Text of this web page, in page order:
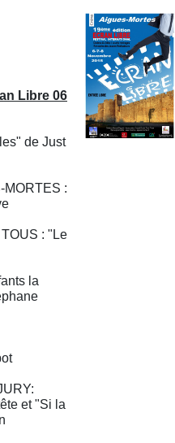
Libre 06
de Just
MORTES :
: "Le
la
et "Si la